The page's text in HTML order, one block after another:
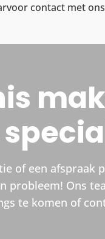
contact met
of een afspraak
probleem! Ons
te komen of